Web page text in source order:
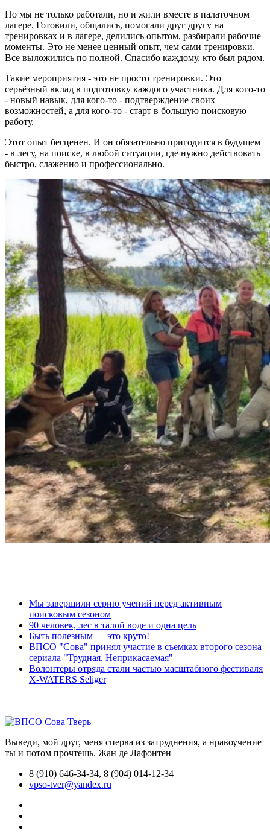
Но мы не только работали, но и жили вместе в палаточном
лагере. Готовили, общались, помогали друг другу на
тренировках и в лагере, делились опытом, разбирали рабочие
моменты. Это не менее ценный опыт, чем сами тренировки.
Все выложились по полной. Спасибо каждому, кто был рядом.
Такие мероприятия - это не просто тренировки. Это
серьёзный вклад в подготовку каждого участника. Для кого-то
- новый навык, для кого-то - подтверждение своих
возможностей, а для кого-то - старт в большую поисковую
работу.
Этот опыт бесценен. И он обязательно пригодится в будущем
- в лесу, на поиске, в любой ситуации, где нужно действовать
быстро, слаженно и профессионально.
Мы завершили серию учений перед активным
поисковым сезоном
90 человек, лес в талой воде и одна цель
Быть полезным — это круто!
ВПСО "Сова" принял участие в съемках второго сезона
сериала "Трудная. Неприкасаемая"
Волонтеры отряда стали частью масштабного фестиваля
X-WATERS Seliger
Выведи, мой друг, меня сперва из затруднения, а нравоучение
ты и потом прочтешь. Жан де Лафонтен
8 (910) 646-34-34, 8 (904) 014-12-34
vpso-tver@yandex.ru